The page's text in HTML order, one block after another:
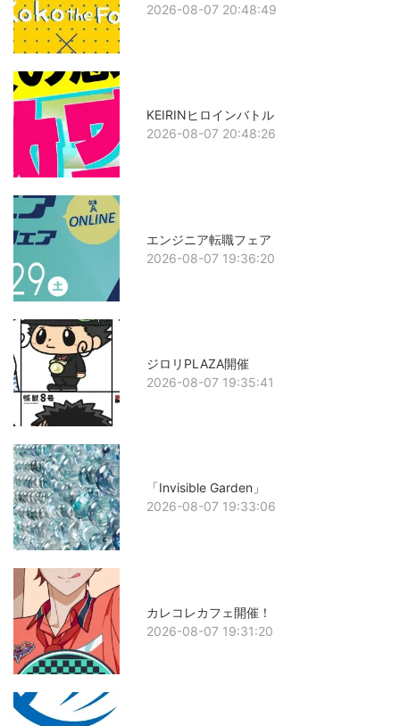
2026-08-07 20:48:49
KEIRINヒロインバトル
2026-08-07 20:48:26
エンジニア転職フェア
2026-08-07 19:36:20
ジロリPLAZA開催
2026-08-07 19:35:41
「Invisible Garden」
2026-08-07 19:33:06
カレコレカフェ開催！
2026-08-07 19:31:20